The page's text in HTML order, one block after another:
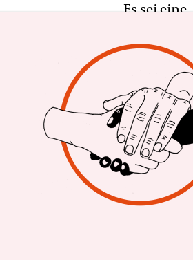
Es sei
Robert
freie
werden
gebracht“
Oliver
Genau
Dienstag
Arbeit.“